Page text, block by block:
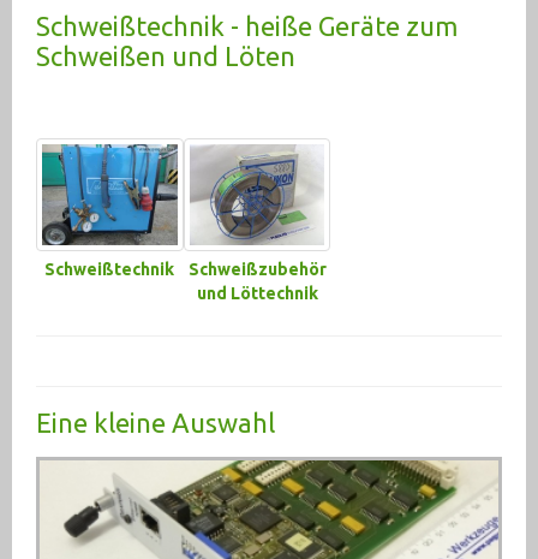
Elektrik (6350)
Hydraulik (2555)
Krane, Hebetechnik (378)
Lagertechnik (275)
Maschinenzubehör (2607)
Metallbearbeitungsmaschinen (323)
Pneumatik (1760)
Pumpen (1007)
Schweißtechnik - heiße Geräte zum
Schweißen und Löten
Schweißtechnik
Schweißzubehör
und Löttechnik
Eine kleine Auswahl